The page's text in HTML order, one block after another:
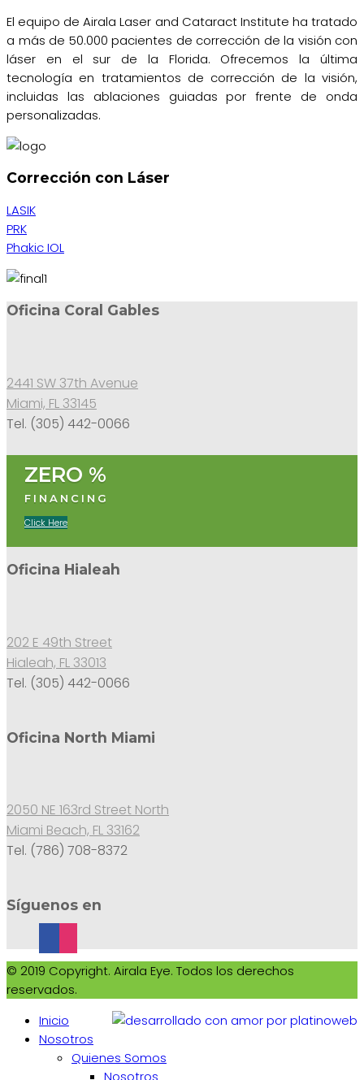
El equipo de Airala Laser and Cataract Institute ha tratado
a más de 50.000 pacientes de corrección de la visión con
láser en el sur de la Florida. Ofrecemos la última
tecnología en tratamientos de corrección de la visión,
incluidas las ablaciones guiadas por frente de onda
personalizadas.
Corrección con Láser
LASIK
PRK
Phakic IOL
Oficina Coral Gables
2441 SW 37th Avenue
Miami, FL 33145
Tel. (305) 442-0066
ZERO %
FINANCING
Click Here
Oficina Hialeah
202 E 49th Street
Hialeah, FL 33013
Tel. (305) 442-0066
Oficina North Miami
2050 NE 163rd Street North
Miami Beach, FL 33162
Tel. (786) 708-8372
Síguenos en
© 2019 Copyright. Airala Eye. Todos los derechos
reservados.
Inicio
Nosotros
Quienes Somos
Nosotros